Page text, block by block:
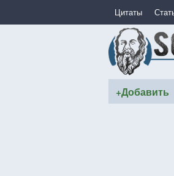
Цитаты
+Добавить